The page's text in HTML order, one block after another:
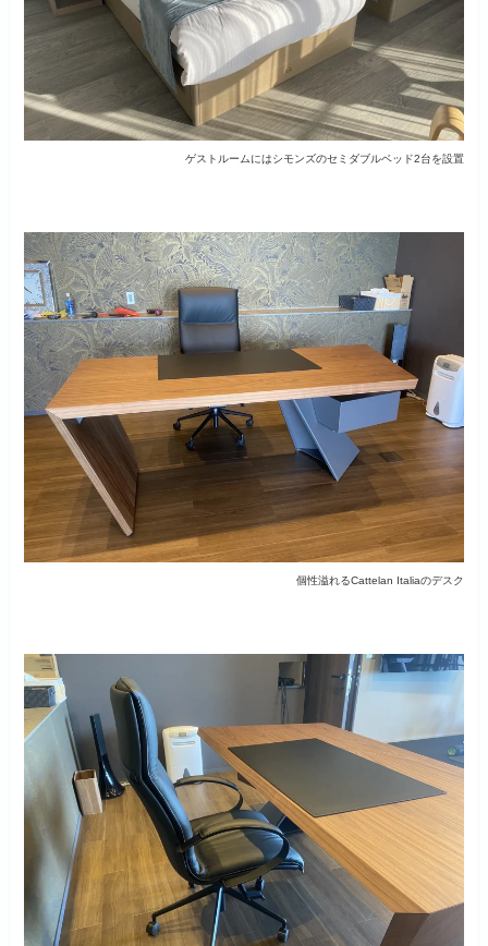
ゲストルームにはシモンズのセミダブルベッド2台を設置
個性溢れるCattelan Italiaのデスク